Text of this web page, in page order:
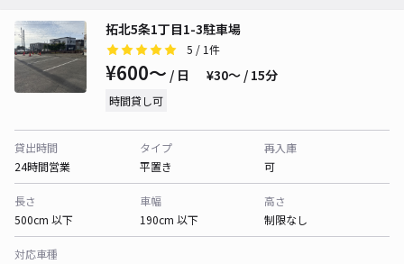
拓北5条1丁目1-3駐車場
5 / 1件
¥600〜 / 日 ¥30〜 / 15分
時間貸し可
貸出時間
24時間営業
タイプ
平置き
再入庫
可
長さ
500cm 以下
車幅
190cm 以下
高さ
制限なし
対応車種